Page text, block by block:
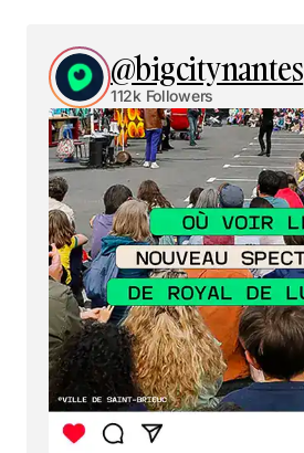
@bigcitynantes
112k Followers